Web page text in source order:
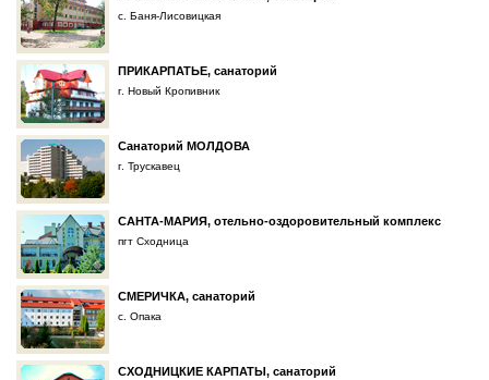
с. Баня-Лисовицкая
ПРИКАРПАТЬЕ, санаторий
г. Новый Кропивник
Санаторий МОЛДОВА
г. Трускавец
САНТА-МАРИЯ, отельно-оздоровительный комплекс
пгт Сходница
СМЕРИЧКА, санаторий
с. Опака
СХОДНИЦКИЕ КАРПАТЫ, санаторий